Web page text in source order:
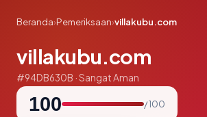
Beranda›Pemeriksaan›villakubu.com
villakubu.com
#94DB630B · Sangat Aman
100 / 100